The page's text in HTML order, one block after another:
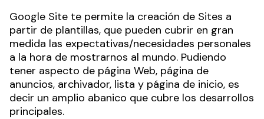
Google Site te permite la creación de Sites a
partir de plantillas, que pueden cubrir en gran
medida las expectativas/necesidades personales
a la hora de mostrarnos al mundo. Pudiendo
tener aspecto de página Web, página de
anuncios, archivador, lista y página de inicio, es
decir un amplio abanico que cubre los desarrollos
principales.